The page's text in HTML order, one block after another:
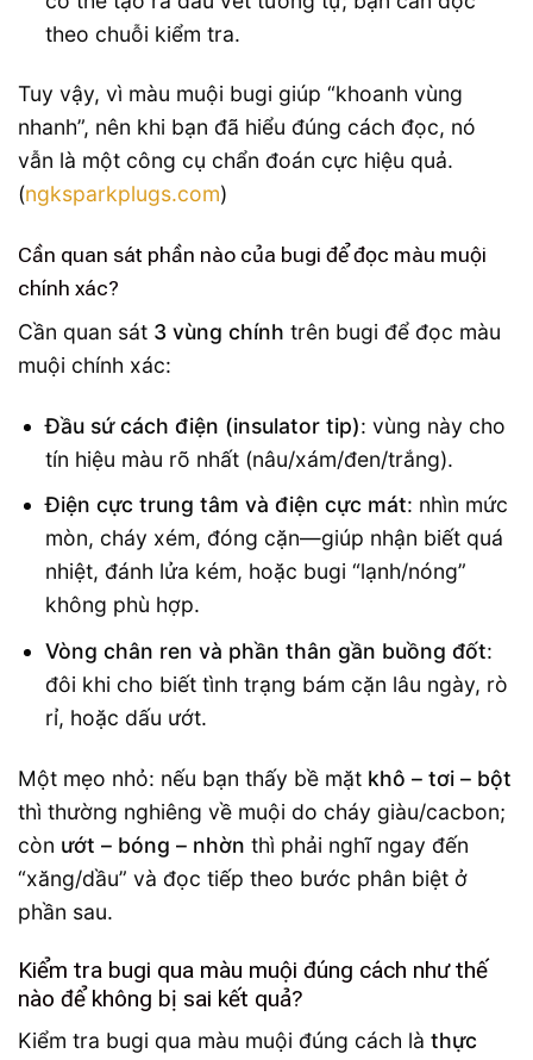
theo chuỗi kiểm tra.
Tuy vậy, vì màu muội bugi giúp “khoanh vùng
nhanh”, nên khi bạn đã hiểu đúng cách đọc, nó
vẫn là một công cụ chẩn đoán cực hiệu quả.
(ngksparkplugs.com)
Cần quan sát phần nào của bugi để đọc màu muội
chính xác?
Cần quan sát 3 vùng chính trên bugi để đọc màu
muội chính xác:
Đầu sứ cách điện (insulator tip): vùng này cho
tín hiệu màu rõ nhất (nâu/xám/đen/trắng).
Điện cực trung tâm và điện cực mát: nhìn mức
mòn, cháy xém, đóng cặn—giúp nhận biết quá
nhiệt, đánh lửa kém, hoặc bugi “lạnh/nóng”
không phù hợp.
Vòng chân ren và phần thân gần buồng đốt:
đôi khi cho biết tình trạng bám cặn lâu ngày, rò
rỉ, hoặc dấu ướt.
Một mẹo nhỏ: nếu bạn thấy bề mặt khô – tơi – bột
thì thường nghiêng về muội do cháy giàu/cacbon;
còn ướt – bóng – nhờn thì phải nghĩ ngay đến
“xăng/dầu” và đọc tiếp theo bước phân biệt ở
phần sau.
Kiểm tra bugi qua màu muội đúng cách như thế
nào để không bị sai kết quả?
Kiểm tra bugi qua màu muội đúng cách là thực